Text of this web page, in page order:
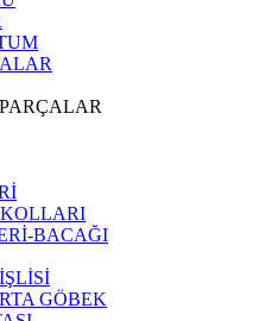
BACAĞI
GÖBEK